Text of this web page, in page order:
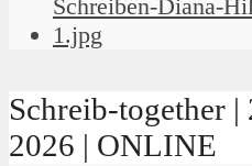
Schreib-together |
2026 | ONLINE